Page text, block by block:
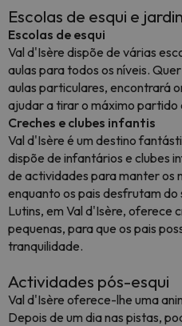
Escolas de esqui e
Escolas de esqui
Val d'Isère dispõe de várias
aulas para todos os níveis.
aulas particulares, encontrará
ajudar a tirar o máximo partido
Creches e clubes infantis
Val d'Isère é um destino
dispõe de infantários e clubes
de actividades para manter os
enquanto os pais desfrutam do
Lutins, em Val d'Isère, oferece
pequenas, para que os pais
tranquilidade.
Actividades pós-esqui
Val d'Isère oferece-lhe uma
Depois de um dia nas pistas,